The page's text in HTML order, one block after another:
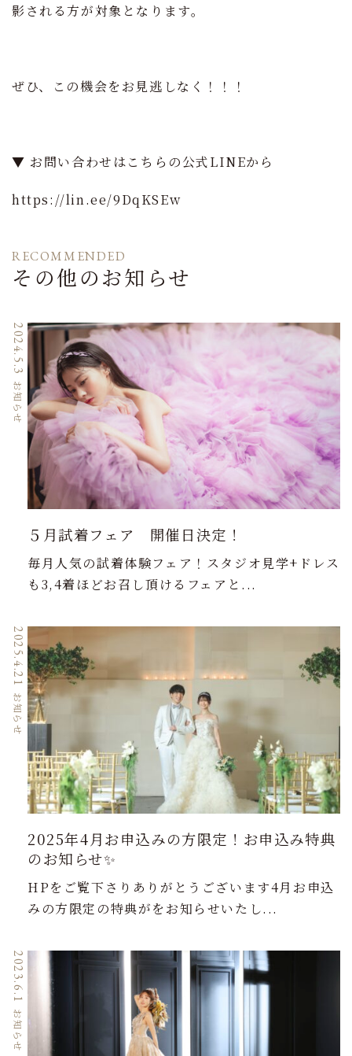
影される方が対象となります。
ぜひ、この機会をお見逃しなく！！！
▼ お問い合わせはこちらの公式LINEから
https://lin.ee/9DqKSEw
RECOMMENDED
その他のお知らせ
５月試着フェア 開催日決定！
2024.5.3
お知らせ
毎月人気の試着体験フェア！スタジオ見学+ドレス
も3,4着ほどお召し頂けるフェアと...
2025年4月お申込みの方限定！お申込み特典
のお知らせ✨
2025.4.21
お知らせ
HPをご覧下さりありがとうございます4月お申込
みの方限定の特典がをお知らせいたし...
2023.6.1
お知らせ